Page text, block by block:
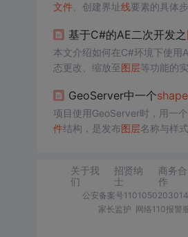
文件、创建界址 线要素的具体
基于C#的AE二次开发之
本文介绍如何在C#环境下使用
态更改、缩放至图层等功能的实
GeoServer中一个shape
项目使用GeoServer时，用一个
件结构，是发布图层名称与样
关于我
们
招贤纳
士
商务合
作
公安备案号
家长监护 网络110报警